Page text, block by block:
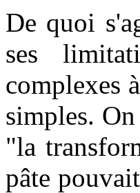
De quoi
ses
complexes
simples.
"la
pâte